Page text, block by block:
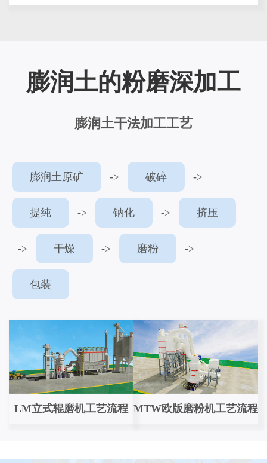
膨润土的粉磨深加工
膨润土干法加工工艺
膨润土原矿 -> 破碎 ->
提纯 -> 钠化 -> 挤压
-> 干燥 -> 磨粉 ->
包装
LM立式辊磨机工艺流程 MTW欧版磨粉机工艺流程